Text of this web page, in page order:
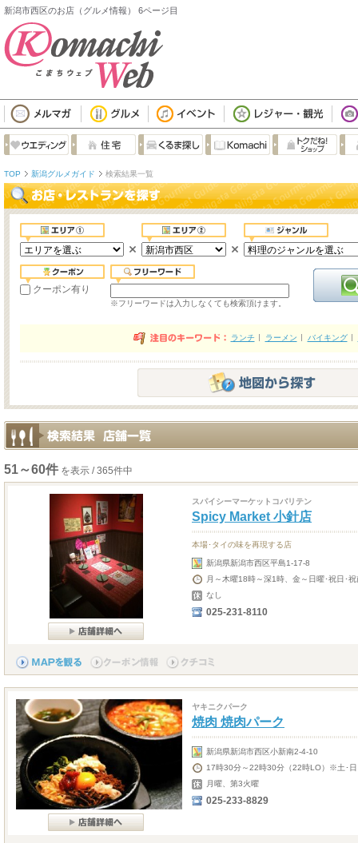
新潟市西区のお店（グルメ情報） 6ページ目
TOP 新潟グルメガイド 検索結果一覧
クーポン有り
※フリーワードは入力しなくても検索頂けます。
ランチ ラーメン バイキング
51～60件 を表示 / 365件中
スパイシーマーケットコバリテン
Spicy Market 小針店
本場･タイの味を再現する店
新潟県新潟市西区平島1-17-8
月～木曜18時～深1時、金～日曜･祝日･
なし
025-231-8110
ヤキニクパーク
焼肉 焼肉パーク
新潟県新潟市西区小新南2-4-10
17時30分～22時30分（22時LO）※土･
月曜、第3火曜
025-233-8829